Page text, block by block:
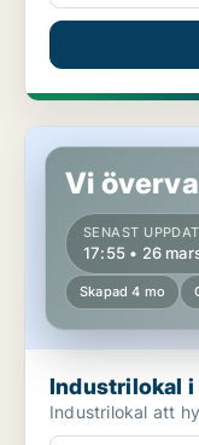
Industrilokal i
Vi
SENAST
17:55 • 26
Skapad 4 mo
Industrilokal i
Industrilokal att